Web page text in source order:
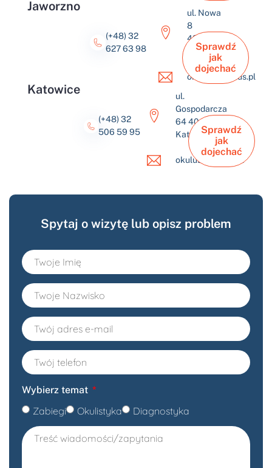
Jaworzno
(+48) 32
627 63 98
ul. Nowa
8
43-600
Jaworzno
okulus@okulus.pl
Sprawdź
jak
dojechać
Katowice
(+48) 32
506 59 95
ul.
Gospodarcza
64 40-432
Katowice
okulus@okulus.pl
Sprawdź
jak
dojechać
Spytaj o wizytę lub opisz problem
Wybierz temat
Zabiegi Okulistyka Diagnostyka